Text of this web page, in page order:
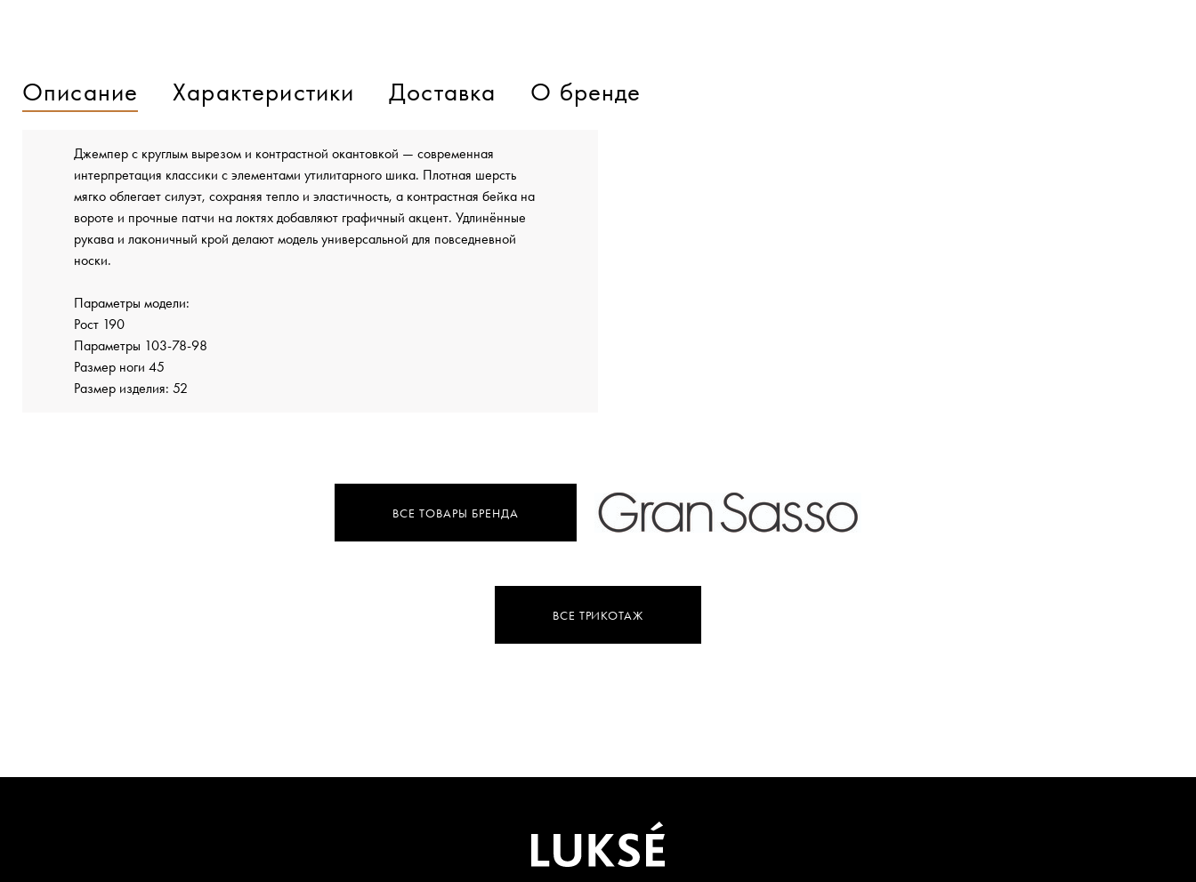
Описание Характеристики Доставка О бренде
Джемпер с круглым вырезом и контрастной окантовкой — современная
интерпретация классики с элементами утилитарного шика. Плотная шерсть
мягко облегает силуэт, сохраняя тепло и эластичность, а контрастная бейка на
вороте и прочные патчи на локтях добавляют графичный акцент. Удлинённые
рукава и лаконичный крой делают модель универсальной для повседневной
носки.
Параметры модели:
Рост 190
Параметры 103-78-98
Размер ноги 45
Размер изделия: 52
ВСЕ ТОВАРЫ БРЕНДА
ВСЕ ТРИКОТАЖ